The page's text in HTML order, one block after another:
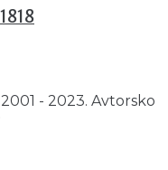
- 2023. Avtorsko